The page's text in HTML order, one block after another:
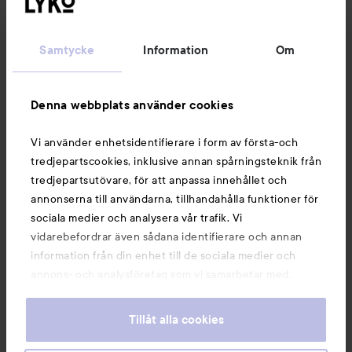
Samtycke Information Om
Denna webbplats använder cookies
Vi använder enhetsidentifierare i form av första-och
tredjepartscookies, inklusive annan spårningsteknik från
tredjepartsutövare, för att anpassa innehållet och
annonserna till användarna, tillhandahålla funktioner för
sociala medier och analysera vår trafik. Vi
vidarebefordrar även sådana identifierare och annan
information från din enhet till de sociala medier och
annons- och analysföretag som vi samarbetar med.
information som du har tillhandahållit eller som de har
Tillåt alla cookies
Du kanske också gillar